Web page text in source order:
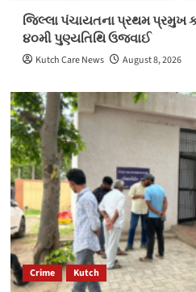
જિલ્લા પંચાયતના પ્રથમ પ્રમુખ
૪૦મી પુણ્યતિથિ ઉજવાઈ
Kutch Care News August 8, 2026
Crime Kutch